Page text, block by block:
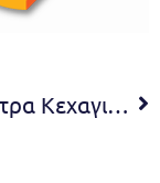
Δήμητρα Κεχαγιά: Οι εθελοντές αιμοδότες είναι ευαισθητοποιημένοι πολίτες που αυξάνουν το επίπεδο αφύπνισης και ευθύνης προς το κοινωνικό σύνολο. Μήνυμα της Δημάρχου Πεντέλης για την Παγκόσμια Ημέρα του Εθελοντή Αιμοδότη